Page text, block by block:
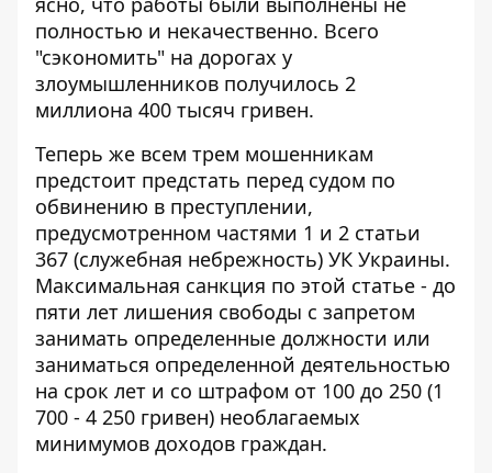
полностью и некачественно. Всего
"сэкономить" на дорогах у
злоумышленников получилось 2
миллиона 400 тысяч гривен.
Теперь же всем трем мошенникам
предстоит предстать перед судом по
обвинению в преступлении,
предусмотренном частями 1 и 2 статьи
367 (служебная небрежность) УК Украины.
Максимальная санкция по этой статье - до
пяти лет лишения свободы с запретом
занимать определенные должности или
заниматься определенной деятельностью
на срок лет и со штрафом от 100 до 250 (1
700 - 4 250 гривен) необлагаемых
минимумов доходов граждан.